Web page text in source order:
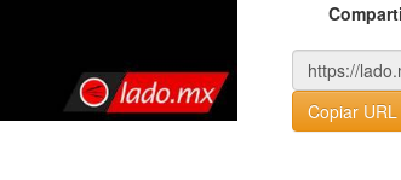
Copiar URL